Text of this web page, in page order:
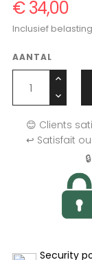
€ 34,00
Inclusief belasting
AANTAL
😊 Clients
↩️ Satisfait
Security